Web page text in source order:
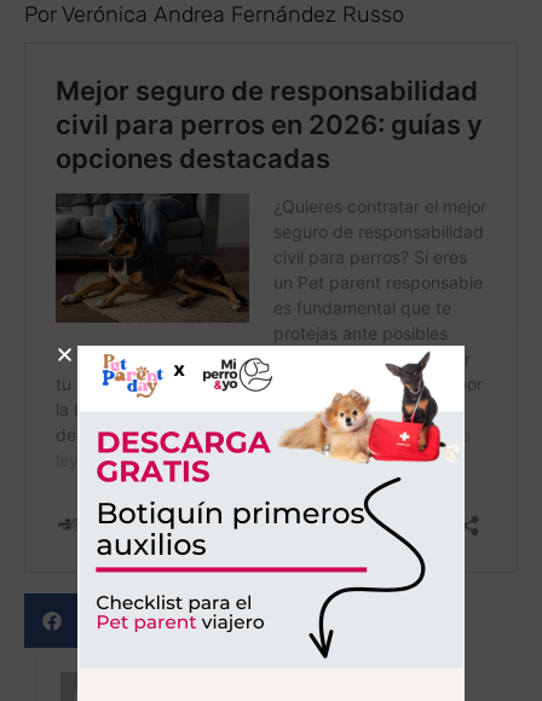
Por Verónica Andrea Fernández Russo